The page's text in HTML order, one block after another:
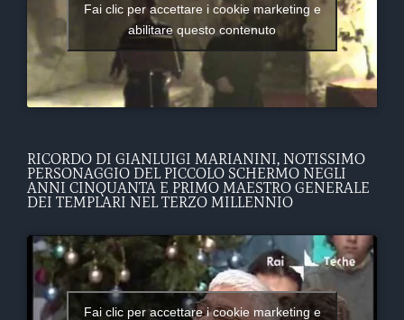
Fai clic per accettare i cookie marketing e
abilitare questo contenuto
RICORDO DI GIANLUIGI MARIANINI, NOTISSIMO
PERSONAGGIO DEL PICCOLO SCHERMO NEGLI
ANNI CINQUANTA E PRIMO MAESTRO GENERALE
DEI TEMPLARI NEL TERZO MILLENNIO
Fai clic per accettare i cookie marketing e